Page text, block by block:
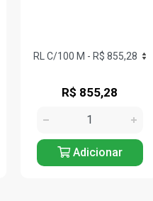
R$ 855,28
Adicionar